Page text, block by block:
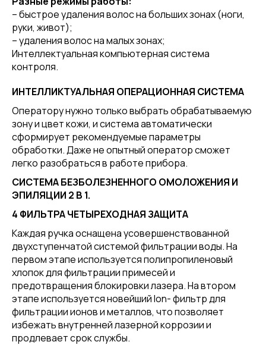
– быстрое удаления волос на больших зонах (ноги,
руки, живот);
– удаления волос на малых зонах;
Интеллектуальная компьютерная система
контроля.
ИНТЕЛЛИКТУАЛЬНАЯ ОПЕРАЦИОННАЯ СИСТЕМА
Оператору нужно только выбрать обрабатываемую
зону и цвет кожи, и система автоматически
сформирует рекомендуемые параметры
обработки. Даже не опытный оператор сможет
легко разобраться в работе прибора.
СИСТЕМА БЕЗБОЛЕЗНЕННОГО ОМОЛОЖЕНИЯ И
ЭПИЛЯЦИИ 2 В 1.
4 ФИЛЬТРА ЧЕТЫРЕХОДНАЯ ЗАЩИТА
Каждая ручка оснащена усовершенствованной
двухступенчатой системой фильтрации воды. На
первом этапе используется полипропиленовый
хлопок для фильтрации примесей и
предотвращения блокировки лазера. На втором
этапе используется новейший lon- фильтр для
фильтрации ионов и металлов, что позволяет
избежать внутренней лазерной коррозии и
продлевает срок службы.